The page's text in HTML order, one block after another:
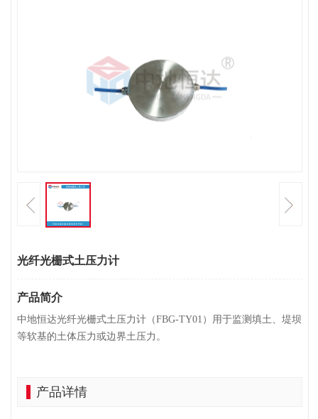
光纤光栅式土压力计
产品简介
中地恒达光纤光栅式土压力计（FBG-TY01）用于监测填土、堤坝
等软基的土体压力或边界土压力。
产品详情